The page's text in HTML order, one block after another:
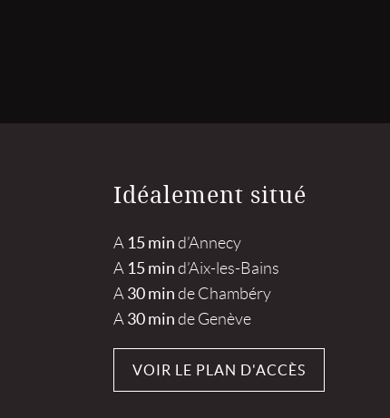
Idéalement situé
A 15 min d’Annecy
A 15 min d’Aix-les-Bains
A 30 min de Chambéry
A 30 min de Genève
VOIR LE PLAN D'ACCÈS